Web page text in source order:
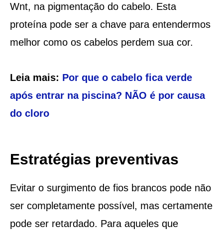
Wnt, na pigmentação do cabelo. Esta
proteína pode ser a chave para entendermos
melhor como os cabelos perdem sua cor.
Leia mais: Por que o cabelo fica verde
após entrar na piscina? NÃO é por causa
do cloro
Estratégias preventivas
Evitar o surgimento de fios brancos pode não
ser completamente possível, mas certamente
pode ser retardado. Para aqueles que